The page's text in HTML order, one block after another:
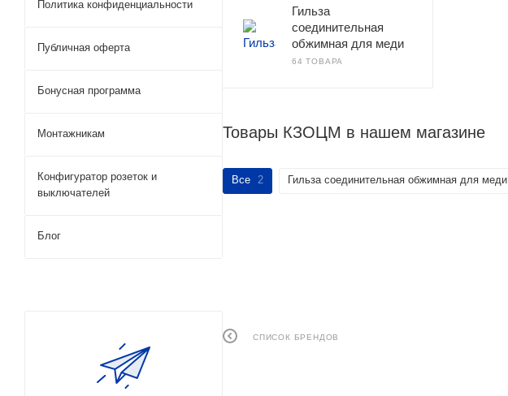
Гильза
соединительная
обжимная для меди
64 ТОВАРА
Товары КЗОЦМ в нашем магазине
Все 2 Гильза соединительная обжимная для меди
СПИСОК БРЕНДОВ
Политика конфиденциальности
Публичная оферта
Бонусная программа
Монтажникам
Конфигуратор розеток и
выключателей
Блог